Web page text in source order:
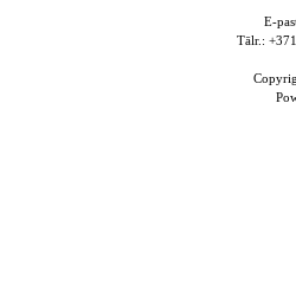
E-
Tālr.: